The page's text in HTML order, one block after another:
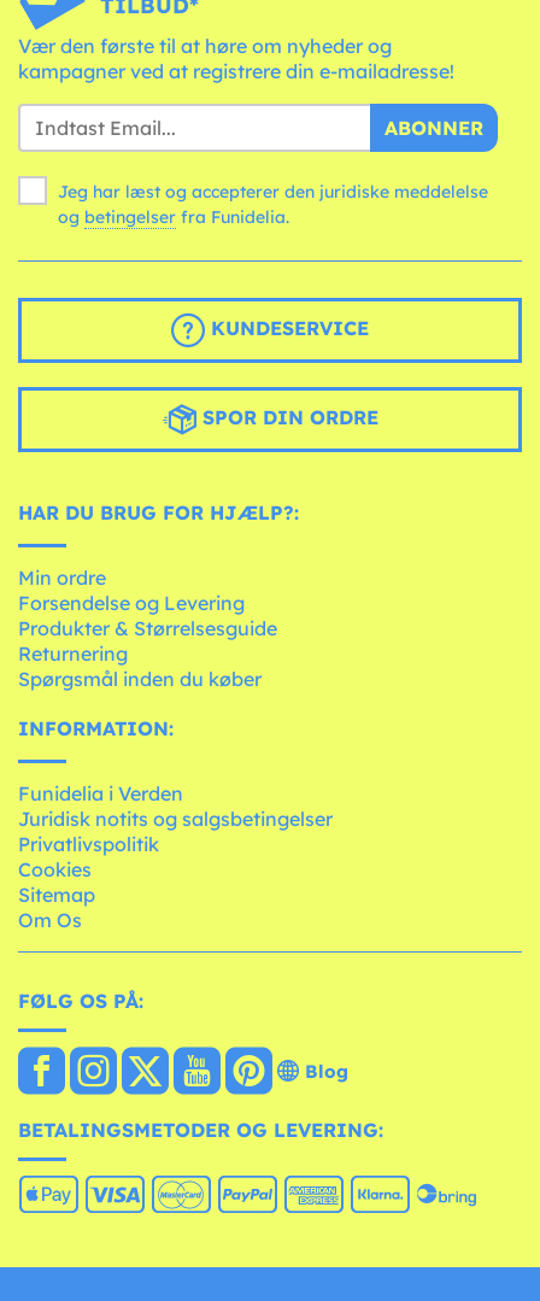
TILBUD*
Vær den første til at høre om nyheder og
kampagner ved at registrere din e-mailadresse!
ABONNER
Jeg har læst og accepterer den juridiske meddelelse
og betingelser fra Funidelia.
KUNDESERVICE
SPOR DIN ORDRE
HAR DU BRUG FOR HJÆLP?:
Min ordre
Forsendelse og Levering
Produkter & Størrelsesguide
Returnering
Spørgsmål inden du køber
INFORMATION:
Funidelia i Verden
Juridisk notits og salgsbetingelser
Privatlivspolitik
Cookies
Sitemap
Om Os
FØLG OS PÅ:
Blog
BETALINGSMETODER OG LEVERING: